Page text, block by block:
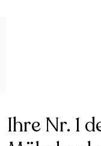
Ihre Nr. 1